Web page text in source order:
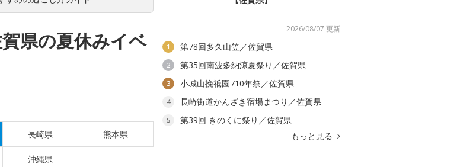
県の夏休みイベ
長崎県 熊本県
沖縄県
2026/08/07 更新
1 第78回多久山笠／佐賀県
2 第35回南波多納涼夏祭り／佐賀県
3 小城山挽祗園710年祭／佐賀県
4 長崎街道かんざき宿場まつり／佐賀県
5
第39回 きのくに祭り／佐賀県
もっと見る